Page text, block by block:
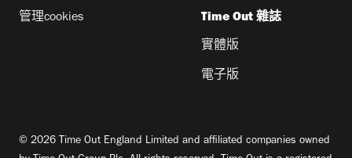
管理cookies Time Out 雜誌
實體版
電子版
© 2026 Time Out England Limited and affiliated companies owned